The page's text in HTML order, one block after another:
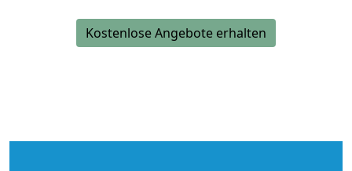
Kostenlose Angebote erhalten